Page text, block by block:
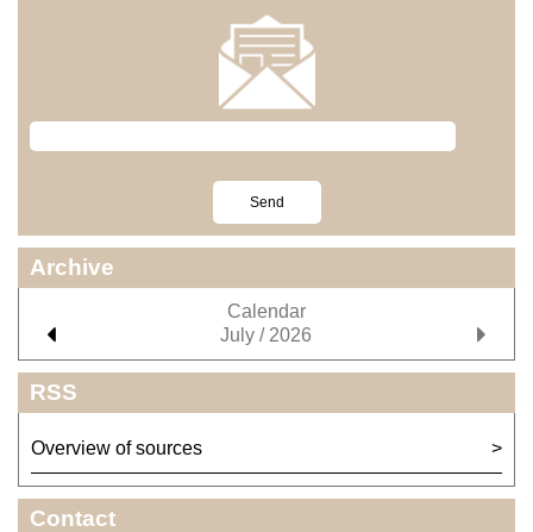
Archive
Calendar
July / 2026
RSS
Overview of sources
Contact